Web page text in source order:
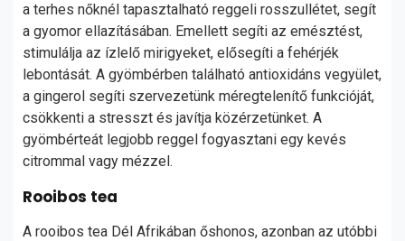
a terhes nőknél tapasztalható reggeli rosszullétet, segít
a gyomor ellazításában. Emellett segíti az emésztést,
stimulálja az ízlelő mirigyeket, elősegíti a fehérjék
lebontását. A gyömbérben található antioxidáns vegyület,
a gingerol segíti szervezetünk méregtelenítő funkcióját,
csökkenti a stresszt és javítja közérzetünket. A
gyömbérteát legjobb reggel fogyasztani egy kevés
citrommal vagy mézzel.
Rooibos tea
A rooibos tea Dél Afrikában őshonos, azonban az utóbbi